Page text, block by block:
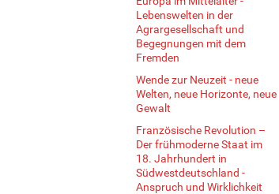
Lebenswelten in der
Agrargesellschaft und
Begegnungen mit dem
Fremden
Wende zur Neuzeit - neue
Welten, neue Horizonte, neue
Gewalt
Französische Revolution –
Der frühmoderne Staat im
18. Jahrhundert in
Südwestdeutschland -
Anspruch und Wirklichkeit